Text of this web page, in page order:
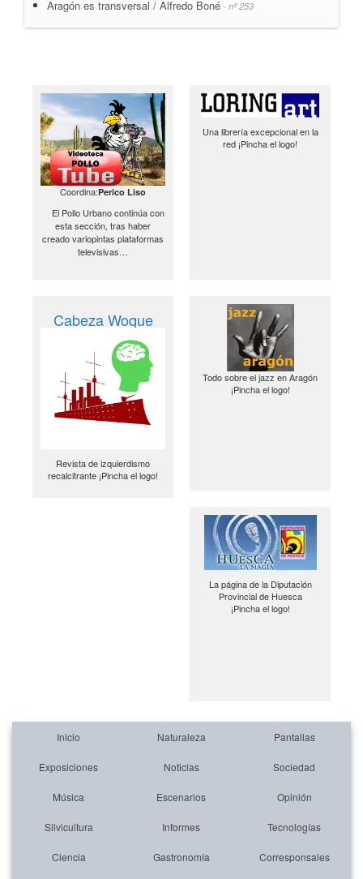
Aragón es transversal / Alfredo Boné - nº 253
Coordina:Perico Liso
El Pollo Urbano continúa con
esta sección, tras haber
creado variopintas plataformas
televisivas…
Una librería excepcional en la
red ¡Pincha el logo!
Cabeza Woque
Revista de izquierdismo
recalcitrante ¡Pincha el logo!
Todo sobre el jazz en Aragón
¡Pincha el logo!
La página de la Diputación
Provincial de Huesca
¡Pincha el logo!
Inicio Naturaleza Pantallas
Exposiciones Noticias Sociedad
Música Escenarios Opinión
Silvicultura Informes Tecnologías
Ciencia Gastronomía Corresponsales